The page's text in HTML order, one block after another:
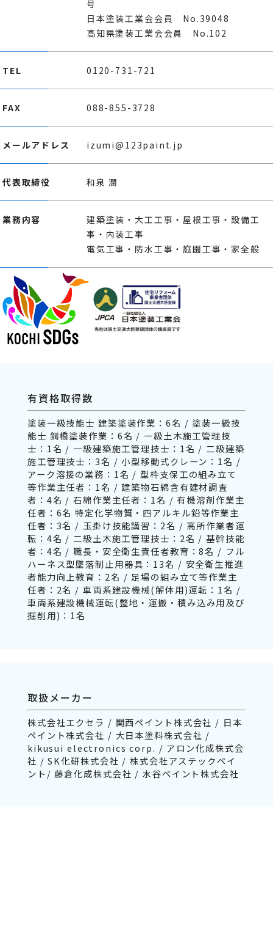
号
日本塗装工業会会員 No.39048
高知県塗装工業会会員 No.102
TEL 0120-731-721
FAX 088-855-3728
メールアドレス izumi@123paint.jp
代表取締役 和泉 潤
業務内容
建築塗装・大工工事・屋根工事・設備工
事・内装工事
電気工事・防水工事・庭園工事・家全般
有資格取得数
塗装一級技能士 建築塗装作業：6名 / 塗装一級技
能士 鋼橋塗装作業：6名 / 一級土木施工管理技
士：1名 / 一級建築施工管理技士：1名 / 二級建築
施工管理技士：3名 / 小型移動式クレーン：1名 /
アーク溶接の業務：1名 / 型枠支保工の組み立て
等作業主任者：1名 / 建築物石綿含有建材調査
者：4名 / 石綿作業主任者：1名 / 有機溶剤作業主
任者：6名 特定化学物質・四アルキル鉛等作業主
任者：3名 / 玉掛け技能講習：2名 / 高所作業者運
転：4名 / 二級土木施工管理技士：2名 / 基幹技能
者：4名 / 職長・安全衛生責任者教育：8名 / フル
ハーネス型墜落制止用器具：13名 / 安全衛生推進
者能力向上教育：2名 / 足場の組み立て等作業主
任者：2名 / 車両系建設機械(解体用)運転：1名 /
車両系建設機械運転(整地・運搬・積み込み用及び
掘削用)：1名
取扱メーカー
株式会社エクセラ / 関西ペイント株式会社 / 日本
ペイント株式会社 / 大日本塗料株式会社 /
kikusui electronics corp. / アロン化成株式会
社 / SK化研株式会社 / 株式会社アステックペイ
ント/ 藤倉化成株式会社 / 水谷ペイント株式会社